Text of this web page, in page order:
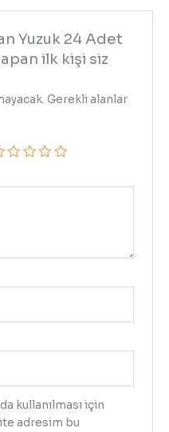
Yuzuk 24 Adet
ilk kişi siz
Gerekli alanlar
kullanılması için
adresim bu